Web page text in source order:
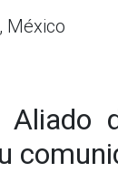
, México
Aliado